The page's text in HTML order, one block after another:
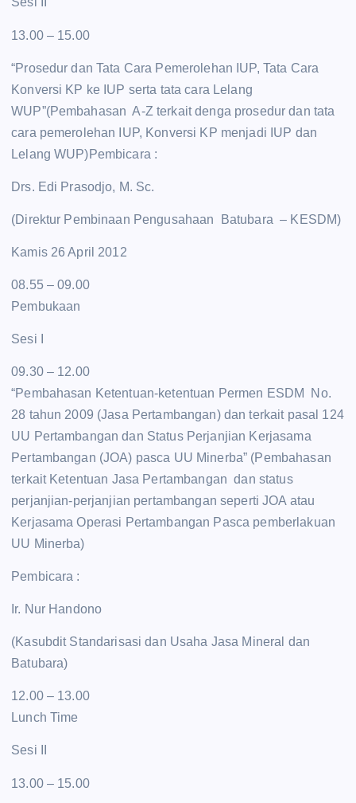
13.00 – 15.00
“Prosedur dan Tata Cara Pemerolehan IUP, Tata Cara
Konversi KP ke IUP serta tata cara Lelang
WUP”(Pembahasan A-Z terkait denga prosedur dan tata
cara pemerolehan IUP, Konversi KP menjadi IUP dan
Lelang WUP)Pembicara :
Drs. Edi Prasodjo, M. Sc.
(Direktur Pembinaan Pengusahaan Batubara – KESDM)
Kamis 26 April 2012
08.55 – 09.00
Pembukaan
Sesi I
09.30 – 12.00
“Pembahasan Ketentuan-ketentuan Permen ESDM No.
28 tahun 2009 (Jasa Pertambangan) dan terkait pasal 124
UU Pertambangan dan Status Perjanjian Kerjasama
Pertambangan (JOA) pasca UU Minerba” (Pembahasan
terkait Ketentuan Jasa Pertambangan dan status
perjanjian-perjanjian pertambangan seperti JOA atau
Kerjasama Operasi Pertambangan Pasca pemberlakuan
UU Minerba)
Pembicara :
Ir. Nur Handono
(Kasubdit Standarisasi dan Usaha Jasa Mineral dan
Batubara)
12.00 – 13.00
Lunch Time
Sesi II
13.00 – 15.00